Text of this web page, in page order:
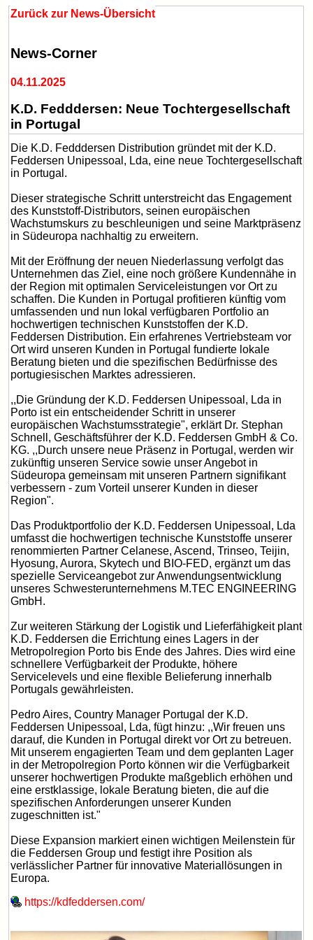
Zurück zur News-Übersicht
News-Corner
04.11.2025
K.D. Fedddersen: Neue Tochtergesellschaft
in Portugal
Die K.D. Fedddersen Distribution gründet mit der K.D.
Feddersen Unipessoal, Lda, eine neue Tochtergesellschaft
in Portugal.
Dieser strategische Schritt unterstreicht das Engagement
des Kunststoff-Distributors, seinen europäischen
Wachstumskurs zu beschleunigen und seine Marktpräsenz
in Südeuropa nachhaltig zu erweitern.
Mit der Eröffnung der neuen Niederlassung verfolgt das
Unternehmen das Ziel, eine noch größere Kundennähe in
der Region mit optimalen Serviceleistungen vor Ort zu
schaffen. Die Kunden in Portugal profitieren künftig vom
umfassenden und nun lokal verfügbaren Portfolio an
hochwertigen technischen Kunststoffen der K.D.
Feddersen Distribution. Ein erfahrenes Vertriebsteam vor
Ort wird unseren Kunden in Portugal fundierte lokale
Beratung bieten und die spezifischen Bedürfnisse des
portugiesischen Marktes adressieren.
,,Die Gründung der K.D. Feddersen Unipessoal, Lda in
Porto ist ein entscheidender Schritt in unserer
europäischen Wachstumsstrategie", erklärt Dr. Stephan
Schnell, Geschäftsführer der K.D. Feddersen GmbH & Co.
KG. ,,Durch unsere neue Präsenz in Portugal, werden wir
zukünftig unseren Service sowie unser Angebot in
Südeuropa gemeinsam mit unseren Partnern signifikant
verbessern - zum Vorteil unserer Kunden in dieser
Region".
Das Produktportfolio der K.D. Feddersen Unipessoal, Lda
umfasst die hochwertigen technische Kunststoffe unserer
renommierten Partner Celanese, Ascend, Trinseo, Teijin,
Hyosung, Aurora, Skytech und BIO-FED, ergänzt um das
spezielle Serviceangebot zur Anwendungsentwicklung
unseres Schwesterunternehmens M.TEC ENGINEERING
GmbH.
Zur weiteren Stärkung der Logistik und Lieferfähigkeit plant
K.D. Feddersen die Errichtung eines Lagers in der
Metropolregion Porto bis Ende des Jahres. Dies wird eine
schnellere Verfügbarkeit der Produkte, höhere
Servicelevels und eine flexible Belieferung innerhalb
Portugals gewährleisten.
Pedro Aires, Country Manager Portugal der K.D.
Feddersen Unipessoal, Lda, fügt hinzu: ,,Wir freuen uns
darauf, die Kunden in Portugal direkt vor Ort zu betreuen.
Mit unserem engagierten Team und dem geplanten Lager
in der Metropolregion Porto können wir die Verfügbarkeit
unserer hochwertigen Produkte maßgeblich erhöhen und
eine erstklassige, lokale Beratung bieten, die auf die
spezifischen Anforderungen unserer Kunden
zugeschnitten ist."
Diese Expansion markiert einen wichtigen Meilenstein für
die Feddersen Group und festigt ihre Position als
verlässlicher Partner für innovative Materiallösungen in
Europa.
https://kdfeddersen.com/